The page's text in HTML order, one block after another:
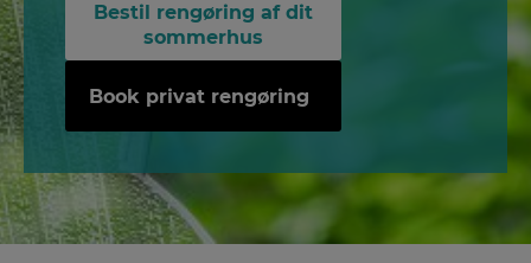
Bestil rengøring af dit
sommerhus
Book privat rengøring